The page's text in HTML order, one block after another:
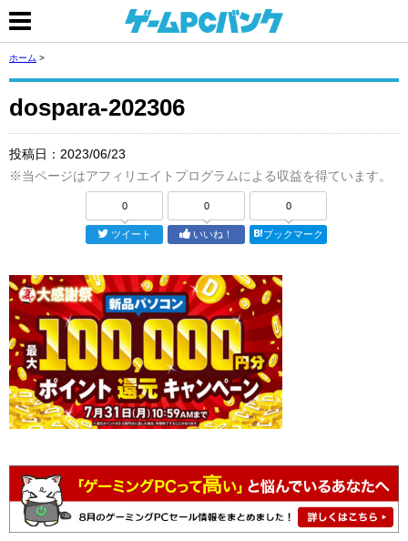
ホーム >
dospara-202306
投稿日： 2023/06/23
※当ページはアフィリエイトプログラムによる収益を得ています。
0
ツイート
0
いいね！
0
ブックマーク